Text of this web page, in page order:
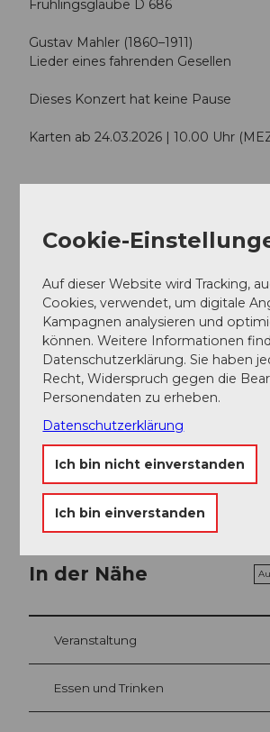
Frühlingsglaube D 686
Gustav Mahler (1860–1911)
Lieder eines fahrenden Gesellen
Dieses Konzert hat keine Pause
Karten ab 24.03.2026 | 10.00 Uhr
Gut zu wissen
Preisinformationen
CHF 30.00
Ansprechpartner:in
Lucerne Festival
In der Nähe
Veranstaltung
Essen und Trinken
Cookie-
Auf dieser Website wird Tracking,
Cookies, verwendet, um digitale
Kampagnen analysieren und
können. Weitere Informationen
Datenschutzerklärung. Sie haben
Recht, Widerspruch gegen die
Personendaten zu erheben.
Datenschutzerklärung
Ich bin nicht einverstanden
Ich bin einverstanden